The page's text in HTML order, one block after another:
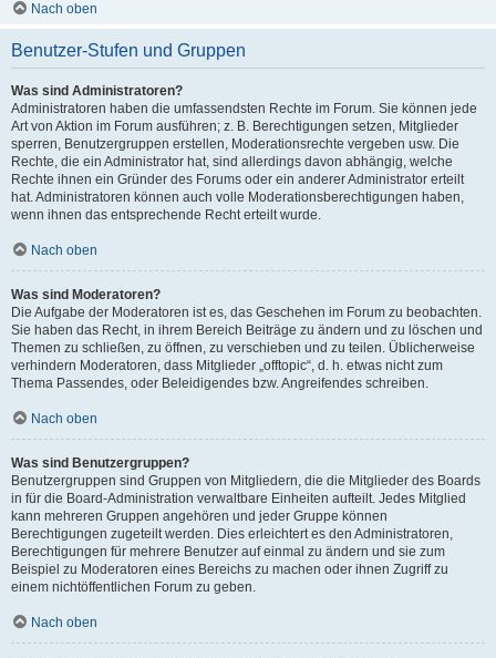
Nach oben
Benutzer-Stufen und Gruppen
Was sind Administratoren?
Administratoren haben die umfassendsten Rechte im Forum. Sie können jede
Art von Aktion im Forum ausführen; z. B. Berechtigungen setzen, Mitglieder
sperren, Benutzergruppen erstellen, Moderationsrechte vergeben usw. Die
Rechte, die ein Administrator hat, sind allerdings davon abhängig, welche
Rechte ihnen ein Gründer des Forums oder ein anderer Administrator erteilt
hat. Administratoren können auch volle Moderationsberechtigungen haben,
wenn ihnen das entsprechende Recht erteilt wurde.
Nach oben
Was sind Moderatoren?
Die Aufgabe der Moderatoren ist es, das Geschehen im Forum zu beobachten.
Sie haben das Recht, in ihrem Bereich Beiträge zu ändern und zu löschen und
Themen zu schließen, zu öffnen, zu verschieben und zu teilen. Üblicherweise
verhindern Moderatoren, dass Mitglieder „offtopic“, d. h. etwas nicht zum
Thema Passendes, oder Beleidigendes bzw. Angreifendes schreiben.
Nach oben
Was sind Benutzergruppen?
Benutzergruppen sind Gruppen von Mitgliedern, die die Mitglieder des Boards
in für die Board-Administration verwaltbare Einheiten aufteilt. Jedes Mitglied
kann mehreren Gruppen angehören und jeder Gruppe können
Berechtigungen zugeteilt werden. Dies erleichtert es den Administratoren,
Berechtigungen für mehrere Benutzer auf einmal zu ändern und sie zum
Beispiel zu Moderatoren eines Bereichs zu machen oder ihnen Zugriff zu
einem nichtöffentlichen Forum zu geben.
Nach oben